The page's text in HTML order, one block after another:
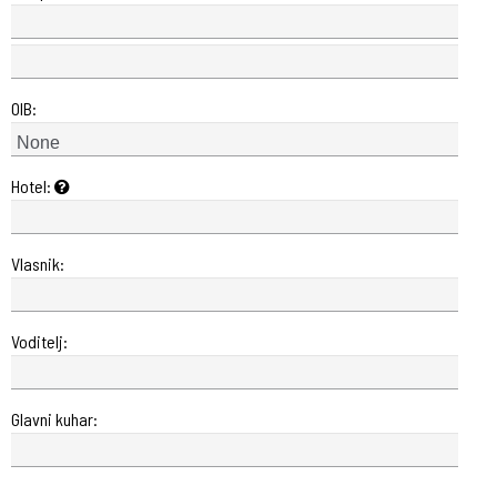
OIB:
Hotel:
Vlasnik:
Voditelj:
Glavni kuhar: